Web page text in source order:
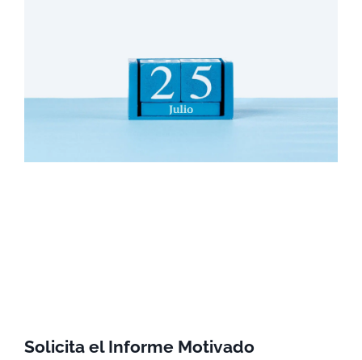
Solicita el Informe Motivado